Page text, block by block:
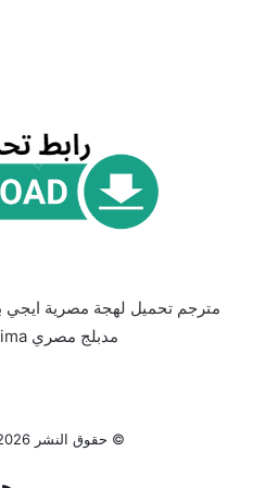
مترجم تحميل لهجة مصرية
مدبلج مصري egybest mycima
© حقوق النشر 2026 |